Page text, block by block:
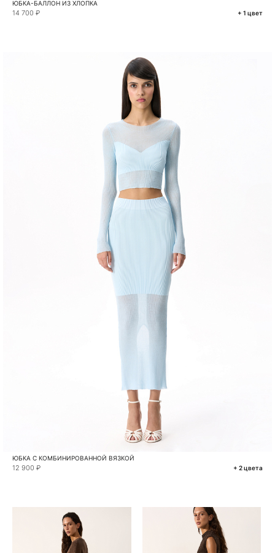
ЮБКА-БАЛЛОН ИЗ ХЛОПКА
14 700 ₽ + 1 цвет
ЮБКА С КОМБИНИРОВАННОЙ ВЯЗКОЙ
12 900 ₽ + 2 цвета